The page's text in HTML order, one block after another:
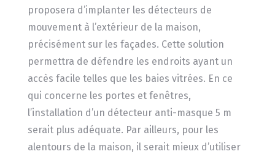
proposera d’implanter les détecteurs de
mouvement à l’extérieur de la maison,
précisément sur les façades. Cette solution
permettra de défendre les endroits ayant un
accès facile telles que les baies vitrées. En ce
qui concerne les portes et fenêtres,
l’installation d’un détecteur anti-masque 5 m
serait plus adéquate. Par ailleurs, pour les
alentours de la maison, il serait mieux d’utiliser